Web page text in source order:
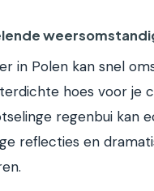
in Polen kan snel
hoes voor je
regenbui kan
reflecties en